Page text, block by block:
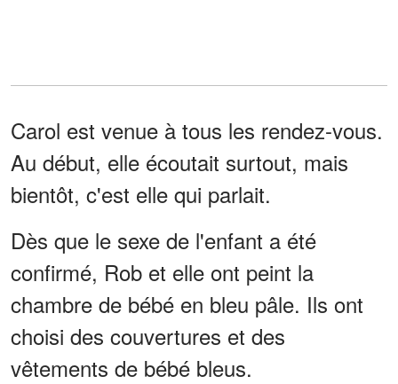
Carol est venue à tous les rendez-vous.
Au début, elle écoutait surtout, mais
bientôt, c'est elle qui parlait.
Dès que le sexe de l'enfant a été
confirmé, Rob et elle ont peint la
chambre de bébé en bleu pâle. Ils ont
choisi des couvertures et des
vêtements de bébé bleus.